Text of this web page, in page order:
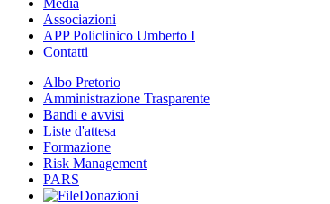
Media
Associazioni
APP Policlinico Umberto I
Contatti
Albo Pretorio
Amministrazione Trasparente
Bandi e avvisi
Liste d'attesa
Formazione
Risk Management
PARS
Donazioni